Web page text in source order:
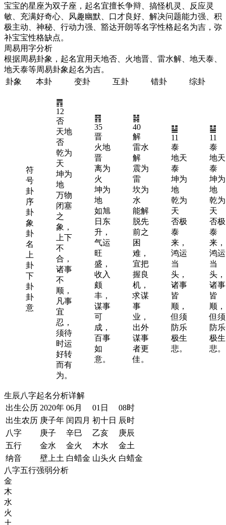
宝宝的星座为双子座，起名宜擅长争辩、搞怪机灵、反应灵
敏、充满好奇心、风趣幽默、口才良好、解决问题能力强、积
极主动、神秘、行动力强、豁达开朗等名字性格起名为吉，弥
补宝宝性格缺点。
周易用字分析
根据周易卦象，起名宜用天地否、火地晋、雷水解、地天泰、
地天泰等周易卦象起名为吉。
卦象
本卦 变卦 互卦 错卦 综卦
符
号
卦
序
卦
象
卦
名
上
卦
下
卦
卦
意
䷋
12
否
天地
否
乾为
天
坤为
地
万物
闭塞
之
象，
上下
不
合，
诸事
不
顺，
凡事
宜
忍，
须待
时运
好转
而有
为。
䷢
35
晋
火地
晋
离为
火
坤为
地
如旭
日东
升，
气运
旺
盛，
收入
颇
丰，
谋事
可
成，
百事
如
意。
䷧
40
解
雷水
解
震为
雷
坎为
水
能解
脱先
前之
困
难，
宜把
握良
机，
求谋
事
业，
出外
谋事
者更
佳。
䷊
11
泰
地天
泰
坤为
地
乾为
天
否极
泰
来，
鸿运
当
头，
诸事
皆
顺，
但须
防乐
极生
悲。
䷊
11
泰
地天
泰
坤为
地
乾为
天
否极
泰
来，
鸿运
当
头，
诸事
皆
顺，
但须
防乐
极生
悲。
生辰八字起名分析详解
出生公历 2020年 06月 01日
08时
出生农历 庚子年 闰四月 初十日 辰时
八字
庚子 辛巳 乙亥
庚辰
五行
金水 金火 木水
金土
纳音
壁上土 白蜡金 山头火 白蜡金
八字五行强弱分析
金
木
水
火
土